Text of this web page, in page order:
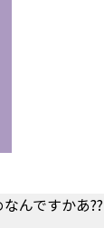
んですかあ??